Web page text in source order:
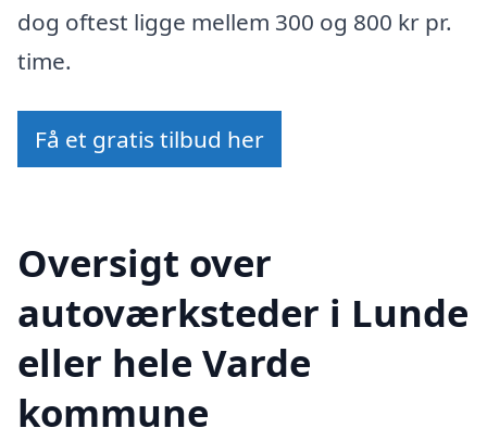
dog oftest ligge mellem 300 og 800 kr pr.
time.
Få et gratis tilbud her
Oversigt over
autoværksteder i Lunde
eller hele Varde
kommune